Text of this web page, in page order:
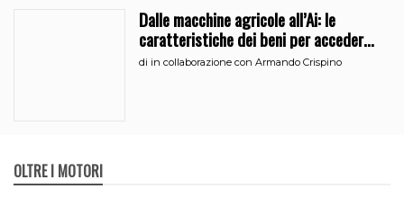
Dalle macchine agricole all’Ai: le
caratteristiche dei beni per accedere
all’iperammortamento
di in collaborazione con Armando Crispino
OLTRE I MOTORI